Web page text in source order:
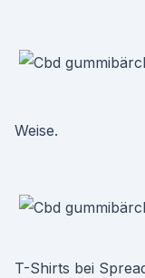
Weise.
T-Shirts bei